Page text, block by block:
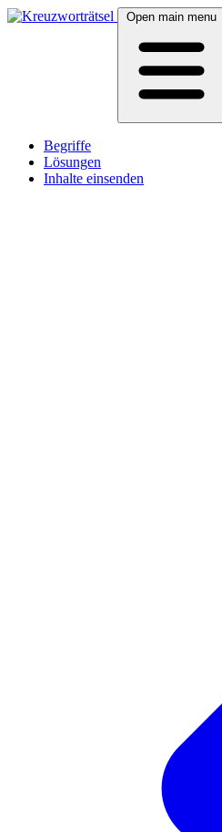
Open main menu
Begriffe
Lösungen
Inhalte einsenden